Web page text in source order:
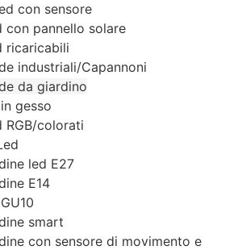
con sensore
con pannello solare
ricaricabili
industriali/Capannoni
da giardino
gesso
RGB/colorati
led E27
E14
smart
con sensore di movimento e